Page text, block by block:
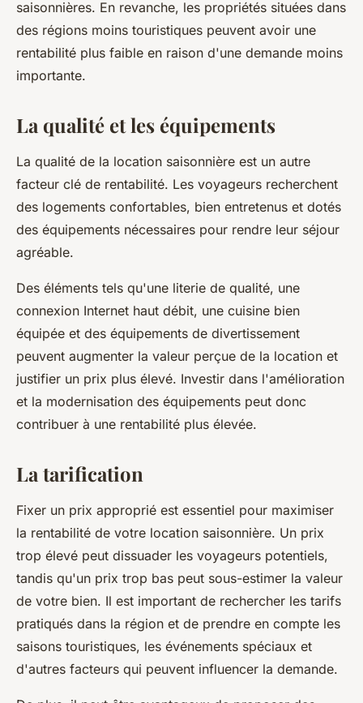
saisonnières. En revanche, les propriétés situées dans
des régions moins touristiques peuvent avoir une
rentabilité plus faible en raison d'une demande moins
importante.
La qualité et les équipements
La qualité de la location saisonnière est un autre
facteur clé de rentabilité. Les voyageurs recherchent
des logements confortables, bien entretenus et dotés
des équipements nécessaires pour rendre leur séjour
agréable.
Des éléments tels qu'une literie de qualité, une
connexion Internet haut débit, une cuisine bien
équipée et des équipements de divertissement
peuvent augmenter la valeur perçue de la location et
justifier un prix plus élevé. Investir dans l'amélioration
et la modernisation des équipements peut donc
contribuer à une rentabilité plus élevée.
La tarification
Fixer un prix approprié est essentiel pour maximiser
la rentabilité de votre location saisonnière. Un prix
trop élevé peut dissuader les voyageurs potentiels,
tandis qu'un prix trop bas peut sous-estimer la valeur
de votre bien. Il est important de rechercher les tarifs
pratiqués dans la région et de prendre en compte les
saisons touristiques, les événements spéciaux et
d'autres facteurs qui peuvent influencer la demande.